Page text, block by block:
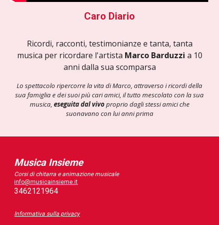
Caro Diario
Ricordi, racconti, testimonianze e tanta, tanta
musica per ricordare l'artista Marco Barduzzi a 10
anni dalla sua scomparsa
Lo spettacolo ripercorre la vita di Marco, attraverso i ricordi della
sua famiglia e dei suoi più cari amici, il tutto mescolato con la sua
musica, eseguita dal vivoproprio dagli stessi amici che
suonavano con lui anni prima
Musica Insieme
Corsi di chitarra e animazione musicale
info@musicainsieme.it
3462121964
Informativa sulla privacy